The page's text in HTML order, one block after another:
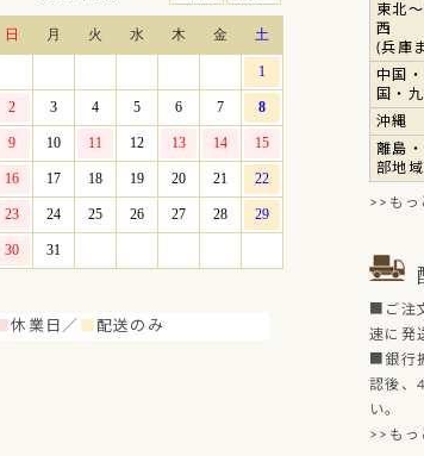
■休業日／ 配送のみ
東北～
西
(兵庫
中国・
国・九
沖縄
離島
部地域
>>もっ
■ご注
速に発
■銀行
認後、
い。
>>もっ